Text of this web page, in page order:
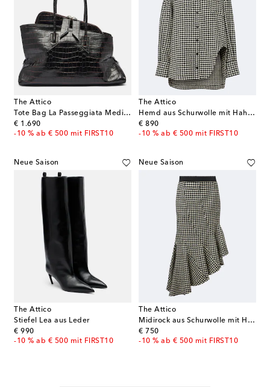
The Attico
Tote Bag La Passeggiata Medium aus Leder
€ 1.690
original price
-10 % ab € 500 mit FIRST10
The Attico
Hemd aus Schurwolle mit Hahnentrittmuster
€ 890
original price
-10 % ab € 500 mit FIRST10
Neue Saison
The Attico
Stiefel Lea aus Leder
€ 990
original price
-10 % ab € 500 mit FIRST10
Neue Saison
The Attico
Midirock aus Schurwolle mit Hahnentrittmuster
€ 750
original price
-10 % ab € 500 mit FIRST10